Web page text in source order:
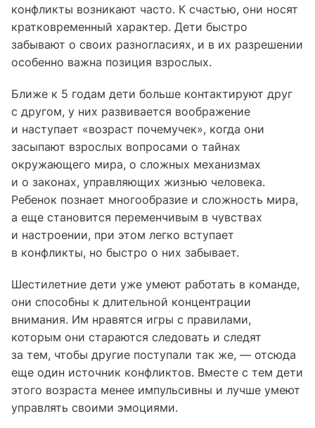
конфликты возникают часто. К счастью, они носят
кратковременный характер. Дети быстро
забывают о своих разногласиях, и в их разрешении
особенно важна позиция взрослых.
Ближе к 5 годам дети больше контактируют друг
с другом, у них развивается воображение
и наступает «возраст почемучек», когда они
засыпают взрослых вопросами о тайнах
окружающего мира, о сложных механизмах
и о законах, управляющих жизнью человека.
Ребенок познает многообразие и сложность мира,
а еще становится переменчивым в чувствах
и настроении, при этом легко вступает
в конфликты, но быстро о них забывает.
Шестилетние дети уже умеют работать в команде,
они способны к длительной концентрации
внимания. Им нравятся игры с правилами,
которым они стараются следовать и следят
за тем, чтобы другие поступали так же, — отсюда
еще один источник конфликтов. Вместе с тем дети
этого возраста менее импульсивны и лучше умеют
управлять своими эмоциями.